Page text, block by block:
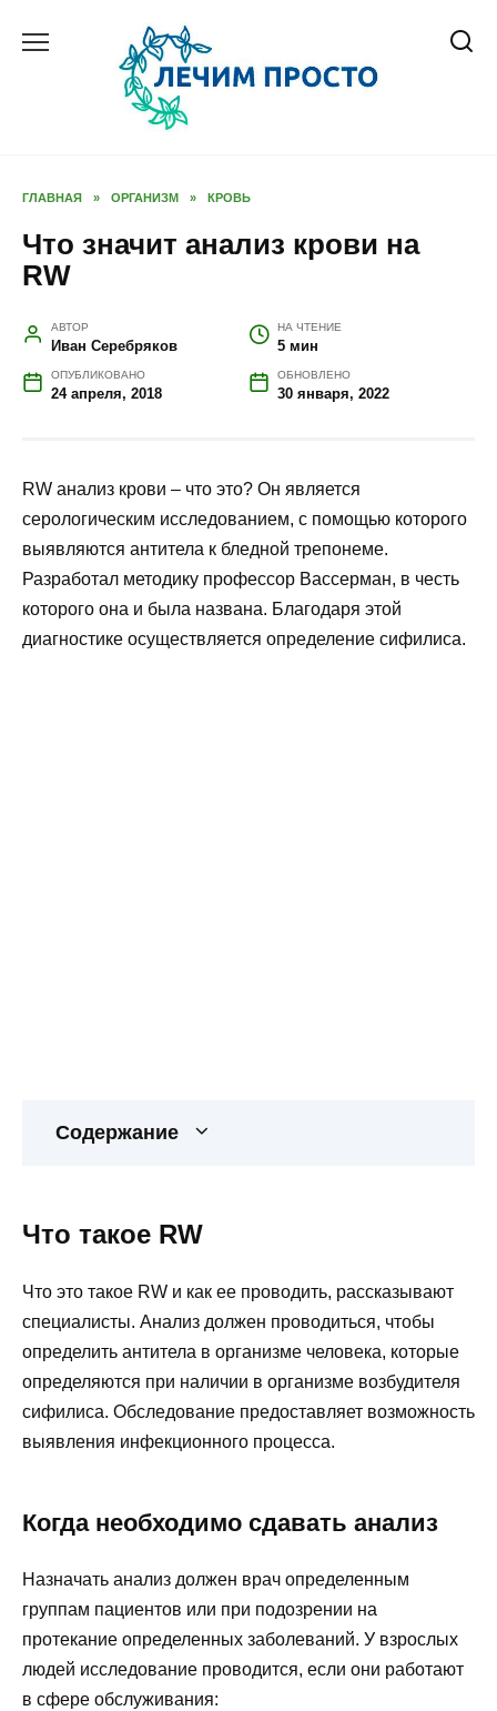
ГЛАВНАЯ » ОРГАНИЗМ » КРОВЬ
Что значит анализ крови на
RW
АВТОР
Иван Серебряков
НА ЧТЕНИЕ
5 мин
ОПУБЛИКОВАНО
24 апреля, 2018
ОБНОВЛЕНО
30 января, 2022
RW анализ крови – что это? Он является
серологическим исследованием, с помощью которого
выявляются антитела к бледной трепонеме.
Разработал методику профессор Вассерман, в честь
которого она и была названа. Благодаря этой
диагностике осуществляется определение сифилиса.
Содержание
Что такое RW
Что это такое RW и как ее проводить, рассказывают
специалисты. Анализ должен проводиться, чтобы
определить антитела в организме человека, которые
определяются при наличии в организме возбудителя
сифилиса. Обследование предоставляет возможность
выявления инфекционного процесса.
Когда необходимо сдавать анализ
Назначать анализ должен врач определенным
группам пациентов или при подозрении на
протекание определенных заболеваний. У взрослых
людей исследование проводится, если они работают
в сфере обслуживания: